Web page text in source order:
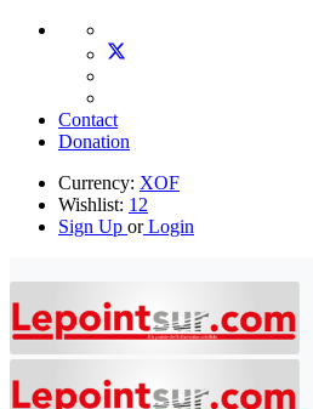
Contact
Donation
Currency: XOF
Wishlist: 12
Sign Up orLogin